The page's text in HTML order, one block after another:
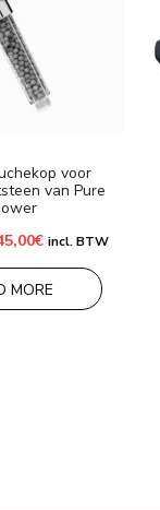
voor
van Pure
prijs
€Huidige
is:
45,00€.
incl. BTW
MORE